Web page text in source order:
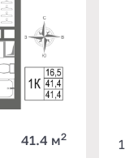
41.4 м2